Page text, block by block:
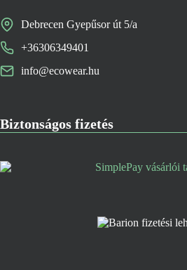
Debrecen Gyepűsor út 5/a
+36306349401
info@ecowear.hu
Biztonságos fizetés